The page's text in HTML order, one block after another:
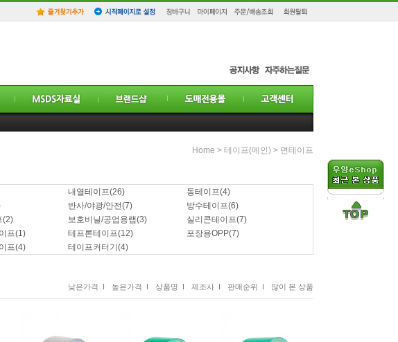
.!
Home > 테이프(메인) > 면테이프
내열테이프(26) 동테이프(4)
반사/야광/안전(7) 방수테이프(6)
(2) 보호비닐/공업용랩(3) 실리콘테이프(7)
프(1) 테프론테이프(12) 포장용OPP(7)
프(4) 테이프커터기 (4)
낮은가격 I 높은가격 I 상품명 I 제조사 I 판매순위 I 많이 본 상품